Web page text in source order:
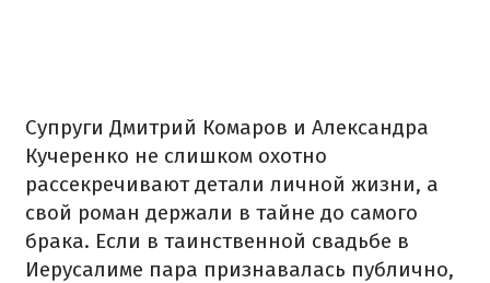
Супруги Дмитрий Комаров и Александра
Кучеренко не слишком охотно
рассекречивают детали личной жизни, а
свой роман держали в тайне до самого
брака. Если в таинственной свадьбе в
Иерусалиме пара признавалась публично,